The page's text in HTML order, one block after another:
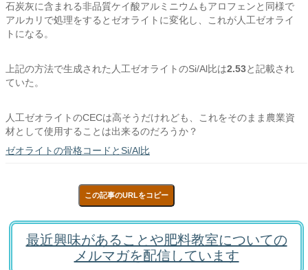
石炭灰に含まれる非品質ケイ酸アルミニウムもアロフェンと同様で
アルカリで処理をするとゼオライトに変化し、これが人工ゼオライ
トになる。
上記の方法で生成された人工ゼオライトのSi/Al比は2.53と記載され
ていた。
人工ゼオライトのCECは高そうだけれども、これをそのまま農業資
材として使用することは出来るのだろうか？
ゼオライトの骨格コードとSi/Al比
この記事のURLをコピー
最近興味があることや肥料教室についての
メルマガを配信しています